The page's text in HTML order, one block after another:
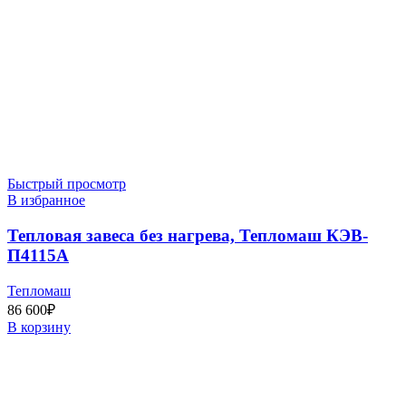
Быстрый просмотр
В избранное
Тепловая завеса без нагрева, Тепломаш КЭВ-
П4115A
Тепломаш
86 600₽
В корзину